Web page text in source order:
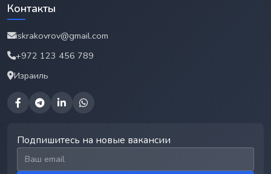
Контакты
iskrakovrov@gmail.com
+972 123 456 789
Израиль
Подпишитесь на новые вакансии
Email для подписки